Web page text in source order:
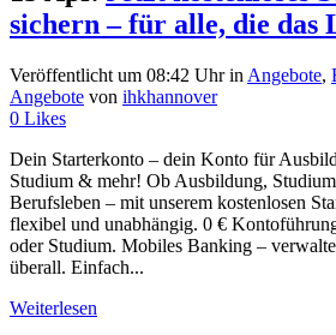
sichern – für alle, die das
Veröffentlicht um 08:42 Uhrin Angebote,
Angebote von ihkhannover
0 Likes
Dein Starterkonto – dein Konto für
Studium & mehr! Ob Ausbildung,
Berufsleben – mit unserem kostenlosen
flexibel und unabhängig. 0 €
oder Studium. Mobiles Banking –
überall. Einfach...
Weiterlesen